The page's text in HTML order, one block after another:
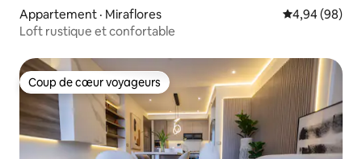
Appartement · Miraflores Note
4,94 (98)
Loft rustique et confortable
Coup de cœur voyageurs
Coup de cœur voyageurs